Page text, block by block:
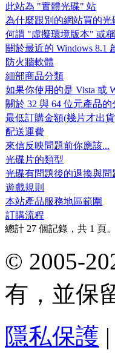
此站為 "實體光碟" 站
為什麼跟別的網站買的光
何謂 "虛擬環境版本" 或
關於最近的 Windows 8.1
防火牆軟體
細部商品分類
如果你使用的是 Vista 或
關於 32 與 64 位元產品的
最低訂購金額(幾片才出
配送運費
來信反映問題前你應該...
光碟片的類型
光碟有問題後的退換與問
遊戲規則
本站產品服務地區範圍
訂購流程
總計 27 個記錄，共 1 頁。
© 2005-
有，並保
隱私保護 |